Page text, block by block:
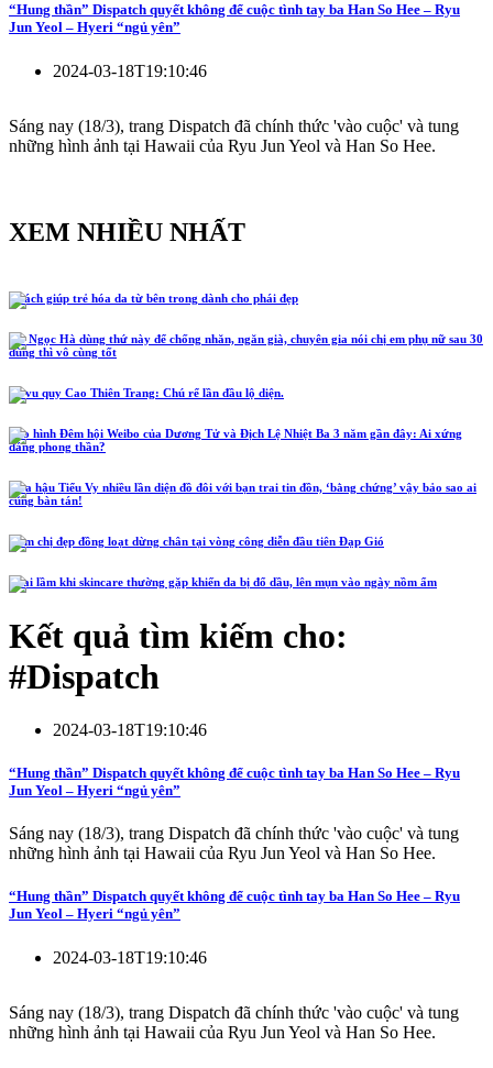
“Hung thần” Dispatch quyết không để cuộc tình tay ba Han So Hee – Ryu
Jun Yeol – Hyeri “ngủ yên”
2024-03-18T19:10:46
Sáng nay (18/3), trang Dispatch đã chính thức 'vào cuộc' và tung
những hình ảnh tại Hawaii của Ryu Jun Yeol và Han So Hee.
XEM NHIỀU NHẤT
5 cách giúp trẻ hóa da từ bên trong dành cho phái đẹp
Hồ Ngọc Hà dùng thứ này để chống nhăn, ngăn già, chuyên gia nói chị em phụ nữ sau 30
dùng thì vô cùng tốt
Lễ vu quy Cao Thiên Trang: Chú rể lần đầu lộ diện.
Tạo hình Đêm hội Weibo của Dương Tử và Địch Lệ Nhiệt Ba 3 năm gần đây: Ai xứng
đáng phong thần?
Hoa hậu Tiểu Vy nhiều lần diện đồ đôi với bạn trai tin đồn, ‘bằng chứng’ vậy bảo sao ai
cũng bàn tán!
Năm chị đẹp đồng loạt dừng chân tại vòng công diễn đầu tiên Đạp Gió
4 sai lầm khi skincare thường gặp khiến da bị đổ dầu, lên mụn vào ngày nồm ẩm
Kết quả tìm kiếm cho:
#Dispatch
2024-03-18T19:10:46
“Hung thần” Dispatch quyết không để cuộc tình tay ba Han So Hee – Ryu
Jun Yeol – Hyeri “ngủ yên”
Sáng nay (18/3), trang Dispatch đã chính thức 'vào cuộc' và tung
những hình ảnh tại Hawaii của Ryu Jun Yeol và Han So Hee.
“Hung thần” Dispatch quyết không để cuộc tình tay ba Han So Hee – Ryu
Jun Yeol – Hyeri “ngủ yên”
2024-03-18T19:10:46
Sáng nay (18/3), trang Dispatch đã chính thức 'vào cuộc' và tung
những hình ảnh tại Hawaii của Ryu Jun Yeol và Han So Hee.